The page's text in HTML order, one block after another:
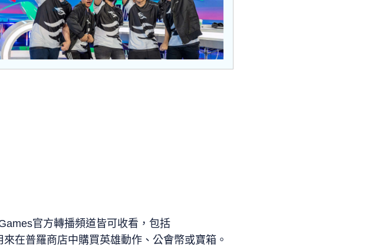
官方轉播頻道皆可收看，包括
在普羅商店中購買英雄動作、公會幣或寶箱。